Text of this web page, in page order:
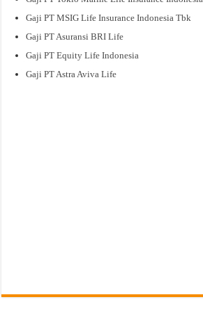
Gaji PT MSIG Life Insurance Indonesia Tbk
Gaji PT Asuransi BRI Life
Gaji PT Equity Life Indonesia
Gaji PT Astra Aviva Life